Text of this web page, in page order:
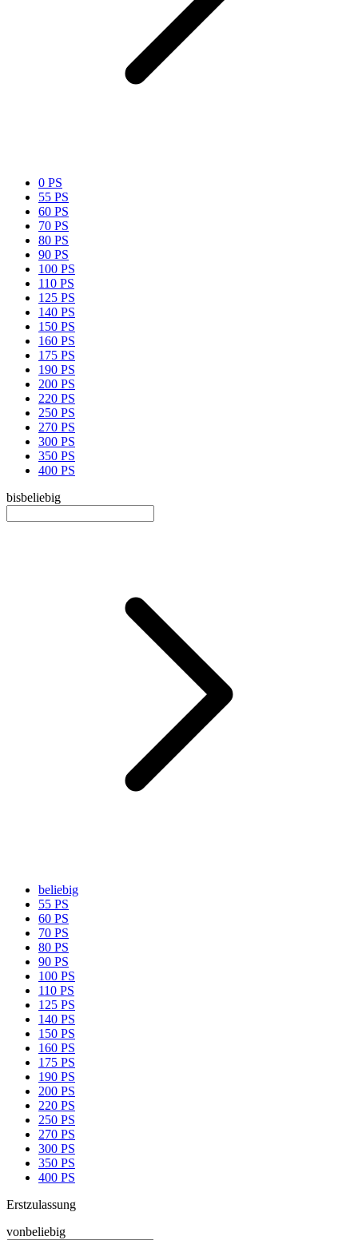
0 PS
55 PS
60 PS
70 PS
80 PS
90 PS
100 PS
110 PS
125 PS
140 PS
150 PS
160 PS
175 PS
190 PS
200 PS
220 PS
250 PS
270 PS
300 PS
350 PS
400 PS
bisbeliebig
beliebig
55 PS
60 PS
70 PS
80 PS
90 PS
100 PS
110 PS
125 PS
140 PS
150 PS
160 PS
175 PS
190 PS
200 PS
220 PS
250 PS
270 PS
300 PS
350 PS
400 PS
Erstzulassung
vonbeliebig